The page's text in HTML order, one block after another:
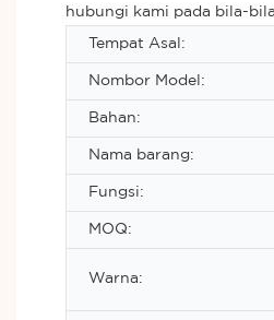
hubungi kami pada bila-
Tempat Asal:
Nombor Model:
Bahan:
Nama barang:
Fungsi:
MOQ:
Warna: